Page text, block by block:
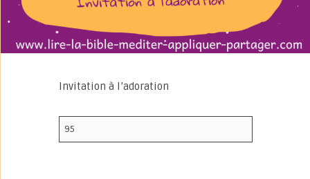
Invitation à l’adoration
95